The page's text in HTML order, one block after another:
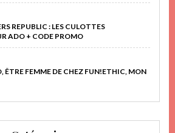
REPUBLIC : LES CULOTTES
ADO + CODE PROMO
ÊTRE FEMME DE CHEZ FUN!ETHIC, MON